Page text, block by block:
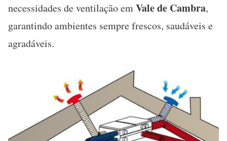
necessidades de ventilação emVale de Cambra,
garantindo ambientes sempre frescos, saudáveis e
agradáveis.